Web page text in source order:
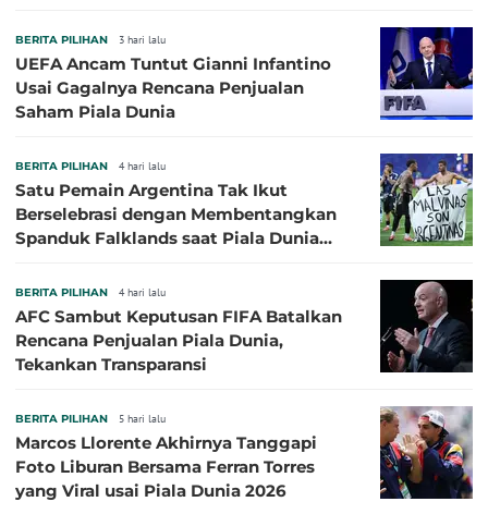
BERITA PILIHAN 3 hari lalu
UEFA Ancam Tuntut Gianni Infantino
Usai Gagalnya Rencana Penjualan
Saham Piala Dunia
BERITA PILIHAN 4 hari lalu
Satu Pemain Argentina Tak Ikut
Berselebrasi dengan Membentangkan
Spanduk Falklands saat Piala Dunia
BERITA PILIHAN 4 hari lalu
AFC Sambut Keputusan FIFA Batalkan
Rencana Penjualan Piala Dunia,
Tekankan Transparansi
BERITA PILIHAN 5 hari lalu
Marcos Llorente Akhirnya Tanggapi
Foto Liburan Bersama Ferran Torres
yang Viral usai Piala Dunia 2026